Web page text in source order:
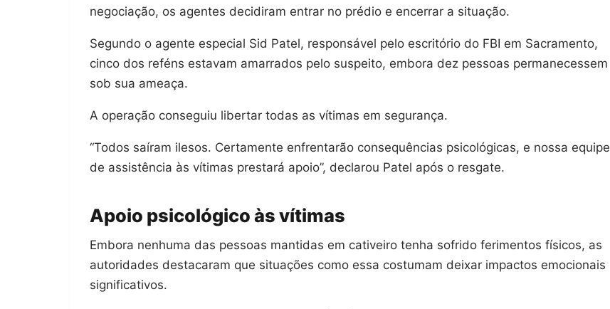
negociação, os agentes decidiram entrar no prédio e encerrar a situação.
Segundo o agente especial Sid Patel, responsável pelo escritório do FBI em Sacramento,
cinco dos reféns estavam amarrados pelo suspeito, embora dez pessoas permanecessem
sob sua ameaça.
A operação conseguiu libertar todas as vítimas em segurança.
“Todos saíram ilesos. Certamente enfrentarão consequências psicológicas, e nossa equipe
de assistência às vítimas prestará apoio”, declarou Patel após o resgate.
Apoio psicológico às vítimas
Embora nenhuma das pessoas mantidas em cativeiro tenha sofrido ferimentos físicos, as
autoridades destacaram que situações como essa costumam deixar impactos emocionais
significativos.